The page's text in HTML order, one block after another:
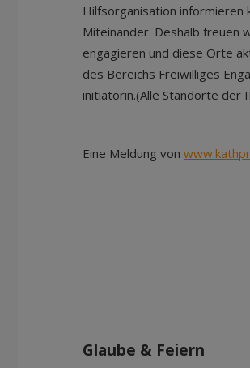
Hilfsorganisation informieren
Miteinander. Deshalb freuen
engagieren und diese Orte
des Bereichs Freiwilliges
initiatorin.(Alle Standorte der
Eine Meldung von
Glaube & Feiern